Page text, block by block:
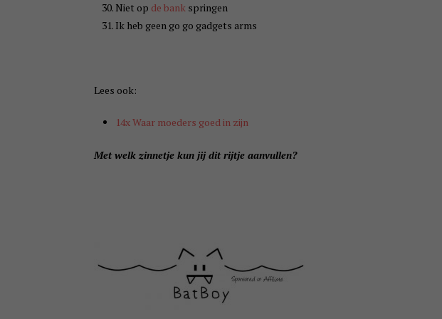
Niet op de bank springen
Ik heb geen go go gadgets arms
Lees ook:
14x Waar moeders goed in zijn
Met welk zinnetje kun jij dit rijtje aanvullen?